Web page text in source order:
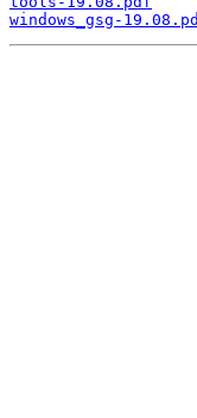
windows_gsg-